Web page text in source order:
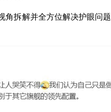
拆解并全方位解决护眼问题